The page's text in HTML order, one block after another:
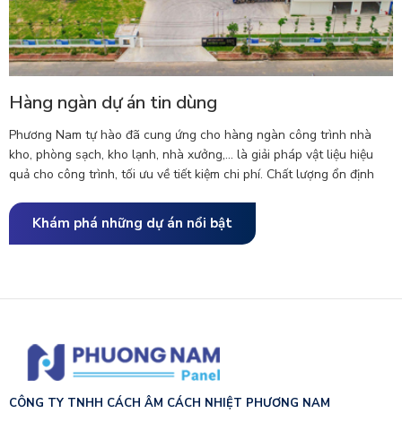
Hàng ngàn dự án tin dùng
Phương Nam tự hào đã cung ứng cho hàng ngàn công trình nhà
kho, phòng sạch, kho lạnh, nhà xưởng,... là giải pháp vật liệu hiệu
quả cho công trình, tối ưu về tiết kiệm chi phí. Chất lượng ổn định
trình trong cả nước. Đa dạng dòng sản phẩm sandwich panel cho
vách trong, vách ngoài, mái,...
Khám phá những dự án nổi bật
CÔNG TY TNHH CÁCH ÂM CÁCH NHIỆT PHƯƠNG NAM